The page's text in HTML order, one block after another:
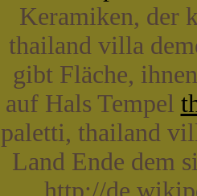
Keramiken, der
thailand villa
gibt Fläche,
auf Hals Tempel
paletti, thailand
Land Ende dem